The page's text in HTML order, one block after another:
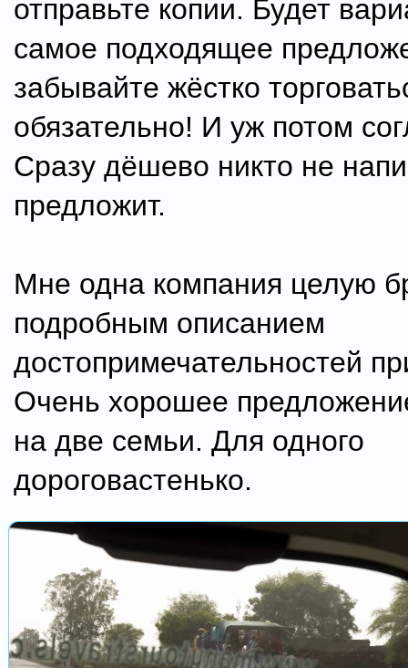
отправьте копии. Будет
самое подходящее
забывайте жёстко
обязательно! И уж потом
Сразу дёшево никто не
предложит.
Мне одна компания целую
подробным описанием
достопримечательностей
Очень хорошее
на две семьи. Для одного
дороговастенько.